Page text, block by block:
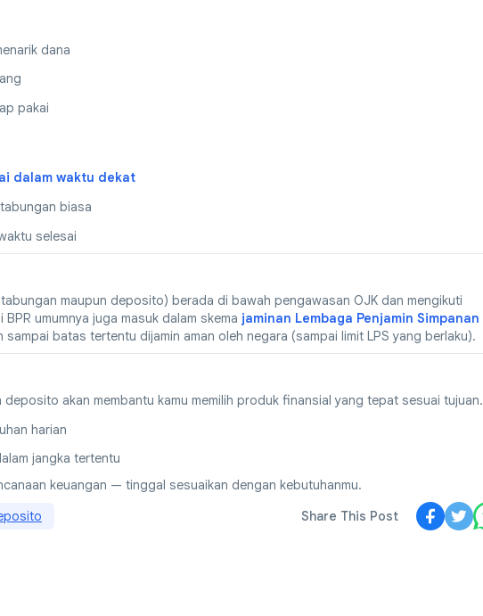
dana
pakai
dalam waktu dekat
biasa
selesai
maupun deposito) berada di bawah pengawasan OJK dan mengikuti
umumnya juga masuk dalam skema jaminan Lembaga Penjamin Simpanan
batas tertentu dijamin aman oleh negara (sampai limit LPS yang berlaku).
akan membantu kamu memilih produk finansial yang tepat sesuai tujuan.
harian
jangka tertentu
keuangan — tinggal sesuaikan dengan kebutuhanmu.
Share This Post